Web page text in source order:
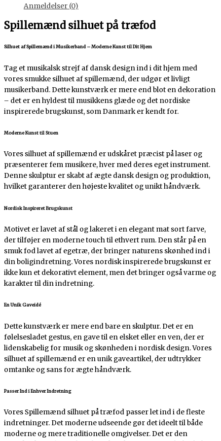
Anmeldelser (0)
Spillemænd silhuet på træfod
Silhuet af Spillemænd i Musikerband – Moderne Kunst til Dit Hjem
Tag et musikalsk strejf af dansk design ind i dit hjem med
vores smukke silhuet af spillemænd, der udgør et livligt
musikerband. Dette kunstværk er mere end blot en dekoration
– det er en hyldest til musikkens glæde og det nordiske
inspirerede brugskunst, som Danmark er kendt for.
Moderne Kunst til Stuen
Vores silhuet af spillemænd er udskåret præcist på laser og
præsenterer fem musikere, hver med deres eget instrument.
Denne skulptur er skabt af ægte dansk design og produktion,
hvilket garanterer den højeste kvalitet og unikt håndværk.
Nordisk Inspireret Brugskunst
Motivet er lavet af stål og lakeret i en elegant mat sort farve,
der tilføjer en moderne touch til ethvert rum. Den står på en
smuk fod lavet af egetræ, der bringer naturens skønhed ind i
din boligindretning. Vores nordisk inspirerede brugskunst er
ikke kun et dekorativt element, men det bringer også varme og
karakter til din indretning.
En Unik Gaveidé
Dette kunstværk er mere end bare en skulptur. Det er en
følelsesladet gestus, en gave til en elsket eller en ven, der er
lidenskabelig for musik og skønheden i nordisk design. Vores
silhuet af spillemænd er en unik gaveartikel, der udtrykker
omtanke og sans for ægte håndværk.
Passer Ind i Enhver Indretning
Vores Spillemænd silhuet på træfod passer let ind i de fleste
indretninger. Det moderne udseende gør det ideelt til både
moderne og mere traditionelle omgivelser. Det er den